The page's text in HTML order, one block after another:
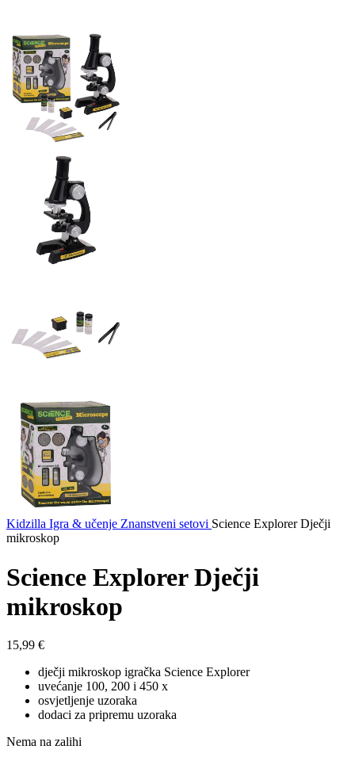
Kidzilla Igra & učenje Znanstveni setovi Science Explorer Dječji
mikroskop
Science Explorer Dječji
mikroskop
15,99 €
dječji mikroskop igračka Science Explorer
uvećanje 100, 200 i 450 x
osvjetljenje uzoraka
dodaci za pripremu uzoraka
Nema na zalihi